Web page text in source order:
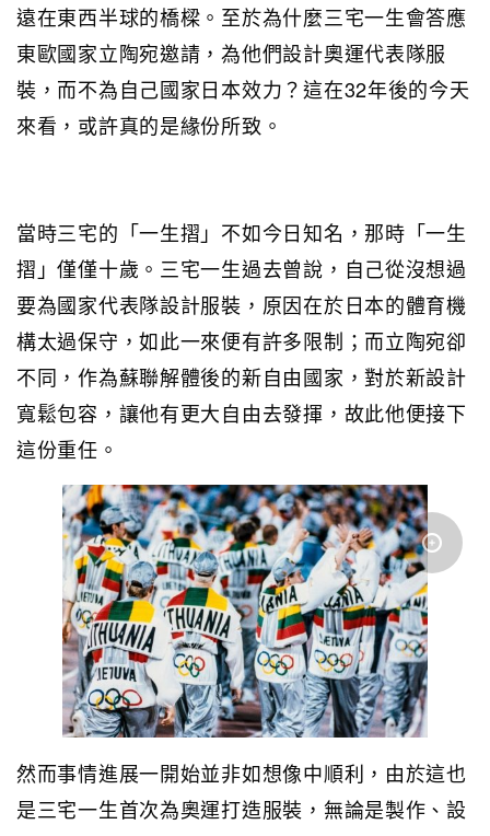
遠在東西半球的橋樑。至於為什麼三宅一生會答應
東歐國家立陶宛邀請，為他們設計奧運代表隊服
裝，而不為自己國家日本效力？這在32年後的今天
來看，或許真的是緣份所致。
當時三宅的「一生摺」不如今日知名，那時「一生
摺」僅僅十歲。三宅一生過去曾說，自己從沒想過
要為國家代表隊設計服裝，原因在於日本的體育機
構太過保守，如此一來便有許多限制；而立陶宛卻
不同，作為蘇聯解體後的新自由國家，對於新設計
寬鬆包容，讓他有更大自由去發揮，故此他便接下
這份重任。
然而事情進展一開始並非如想像中順利，由於這也
是三宅一生首次為奧運打造服裝，無論是製作、設